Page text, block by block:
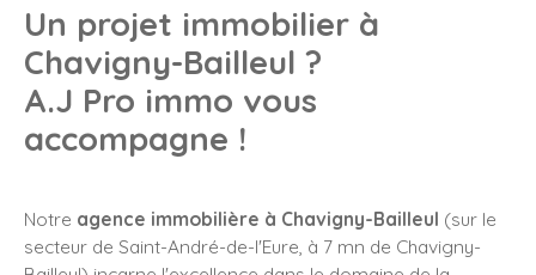
Un projet immobilier à
Chavigny-Bailleul ?
A.J Pro immo vous
accompagne !
Notre agence immobilière à Chavigny-Bailleul (sur le
secteur de Saint-André-de-l'Eure, à 7 mn de Chavigny-